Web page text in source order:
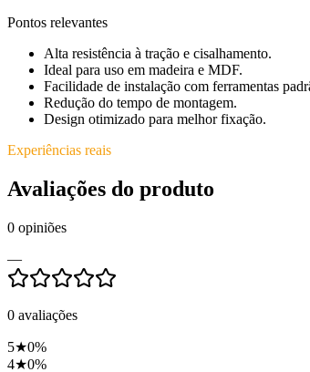
Pontos relevantes
Alta resistência à tração e cisalhamento.
Ideal para uso em madeira e MDF.
Facilidade de instalação com ferramentas
Redução do tempo de montagem.
Design otimizado para melhor fixação.
Experiências reais
Avaliações do produto
0 opiniões
—
0 avaliações
5★0%
4★0%